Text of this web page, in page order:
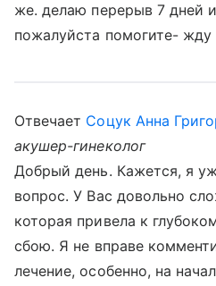
же. делаю перерыв 7 дней
пожалуйста помогите- жду
Отвечает Соцук Анна
акушер-гинеколог
Добрый день. Кажется, я
вопрос. У Вас довольно
которая привела к
сбою. Я не вправе
лечение, особенно, на